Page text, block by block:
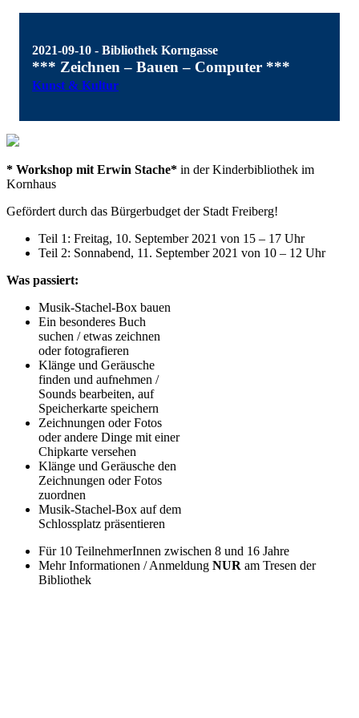
2021-09-10 - Bibliothek Korngasse
*** Zeichnen – Bauen – Computer ***
Kunst & Kultur
* Workshop mit Erwin Stache* in der Kinderbibliothek im
Kornhaus
Gefördert durch das Bürgerbudget der Stadt Freiberg!
Teil 1: Freitag, 10. September 2021 von 15 – 17 Uhr
Teil 2: Sonnabend, 11. September 2021 von 10 – 12 Uhr
Was passiert:
Musik-Stachel-Box bauen
Ein besonderes Buch
suchen / etwas zeichnen
oder fotografieren
Klänge und Geräusche
finden und aufnehmen /
Sounds bearbeiten, auf
Speicherkarte speichern
Zeichnungen oder Fotos
oder andere Dinge mit einer
Chipkarte versehen
Klänge und Geräusche den
Zeichnungen oder Fotos
zuordnen
Musik-Stachel-Box auf dem
Schlossplatz präsentieren
Für 10 TeilnehmerInnen zwischen 8 und 16 Jahre
Mehr Informationen / Anmeldung NUR am Tresen der
Bibliothek